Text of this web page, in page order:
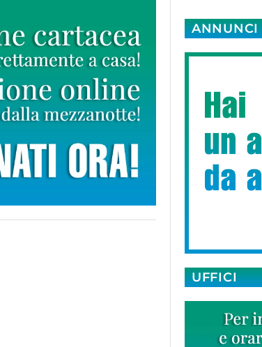
ANNUNCI
UFFICI